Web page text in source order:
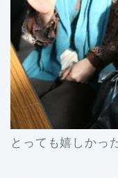
とっても嬉しかっ